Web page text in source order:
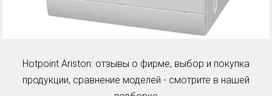
Hotpoint Ariston: отзывы о фирме, выбор и покупка
продукции, сравнение моделей - смотрите в нашей